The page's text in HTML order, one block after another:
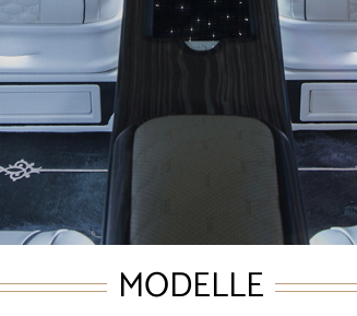
Exklusiver Luxus Umbau
MODELLE